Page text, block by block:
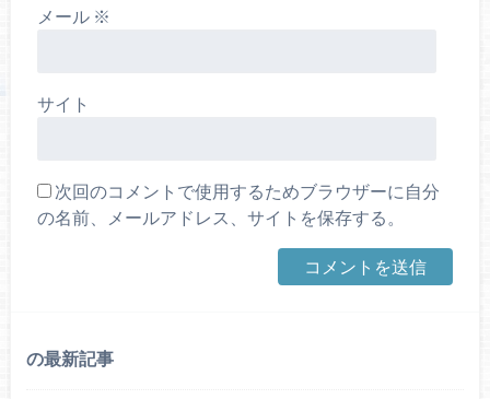
メール ※
サイト
次回のコメントで使用するためブラウザーに自分
の名前、メールアドレス、サイトを保存する。
の最新記事